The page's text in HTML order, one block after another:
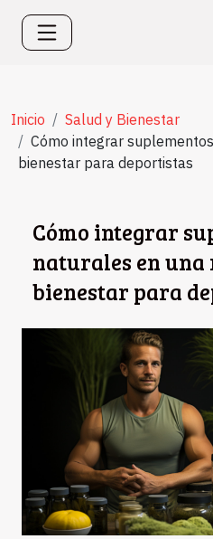
Inicio
Salud y Bienestar
Cómo integrar
bienestar para deportistas
Cómo integrar
naturales en una
bienestar para